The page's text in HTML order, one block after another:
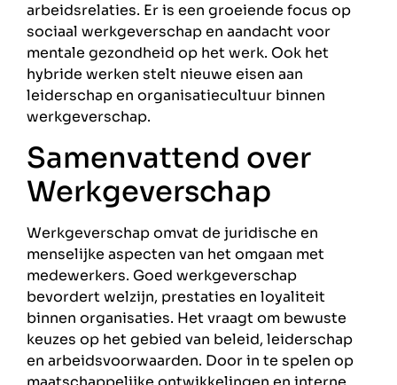
arbeidsrelaties. Er is een groeiende focus op
sociaal werkgeverschap en aandacht voor
mentale gezondheid op het werk. Ook het
hybride werken stelt nieuwe eisen aan
leiderschap en organisatiecultuur binnen
werkgeverschap.
Samenvattend over
Werkgeverschap
Werkgeverschap omvat de juridische en
menselijke aspecten van het omgaan met
medewerkers. Goed werkgeverschap
bevordert welzijn, prestaties en loyaliteit
binnen organisaties. Het vraagt om bewuste
keuzes op het gebied van beleid, leiderschap
en arbeidsvoorwaarden. Door in te spelen op